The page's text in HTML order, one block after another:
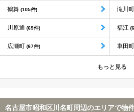
鶴舞 (105件) 滝川町
川原通 (69件) 福江
広瀬町 (67件) 車田町
もっと見る
名古屋市昭和区川名町周辺のエリアで物